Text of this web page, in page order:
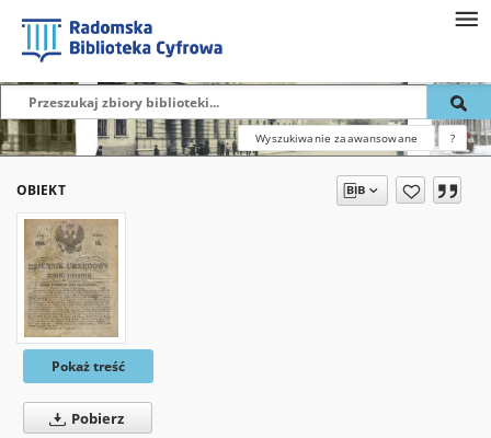
Wyszukiwanie zaawansowane ?
OBIEKT
Pokaż treść
Pobierz